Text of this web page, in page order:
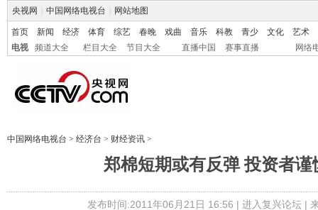
央视网 中国网络电视台 网站地图
首页 新闻 经济 体育 综艺 春晚 戏曲 音乐 科教 青少 文化
艺术
电视
频道大全 栏目大全 节目大全 直播中国 赛事直播 网络
中国网络电视台 > 经济台 > 财经资讯 >
郑棉短期或有反弹 投资者谨
发布时间:2011年06月21日 16:56 | 进入复兴论坛|